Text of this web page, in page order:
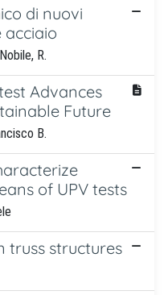
di nuovi
acciaio
R.
Advances
Future
B.
of UPV tests
truss structures